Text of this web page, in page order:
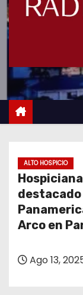
ALTO HOSPICIO
destacado
Arco en
Ago 13,